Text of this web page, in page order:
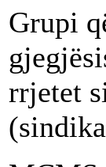
Grupi
rrjetet